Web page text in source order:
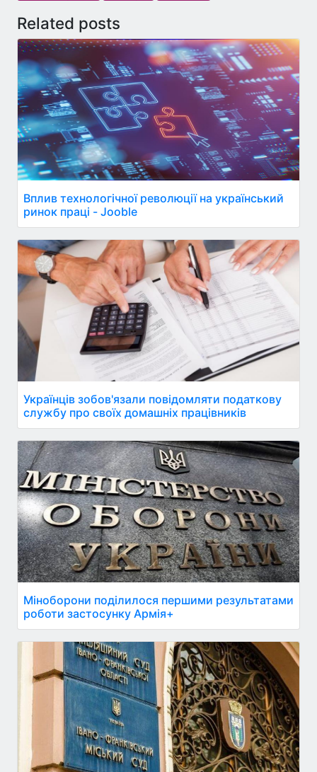
Related posts
Вплив технологічної революції на український
ринок праці - Jooble
Українців зобов'язали повідомляти податкову
службу про своїх домашніх працівників
Міноборони поділилося першими результатами
роботи застосунку Армія+